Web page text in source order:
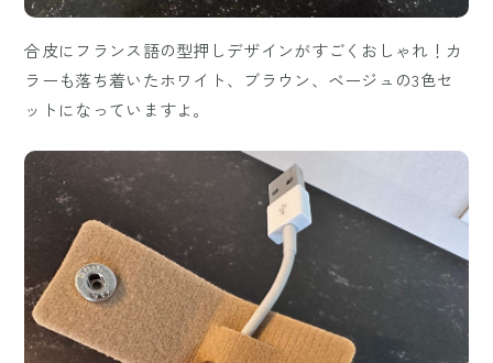
合皮にフランス語の型押しデザインがすごくおしゃれ！カ
ラーも落ち着いたホワイト、ブラウン、ベージュの3色セ
ットになっていますよ。